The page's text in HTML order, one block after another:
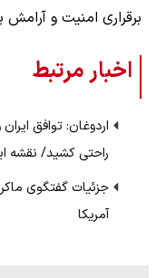
برقراری امنیت و آرامش
اخبار مرتبط
اردوغان: توافق
راحتی کشید/ نقشه
جزئیات گفتگوی
آمریکا